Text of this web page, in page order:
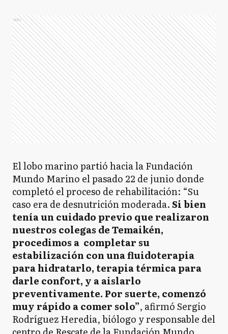
Ads
El lobo marino partió hacia la Fundación
Mundo Marino el pasado 22 de junio donde
completó el proceso de rehabilitación: “Su
caso era de desnutrición moderada.Si bien
tenía un cuidado previo que realizaron
nuestros colegas de Temaikén,
procedimos a ​ completar su
estabilización con una fluidoterapia
para hidratarlo, terapia térmica para
darle confort, y a aislarlo
preventivamente. Por suerte, comenzó
muy rápido a comer solo”, afirmó Sergio
Rodríguez Heredia, biólogo y responsable del